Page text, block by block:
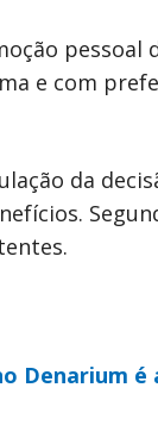
pessoal
e com
da
Denarium